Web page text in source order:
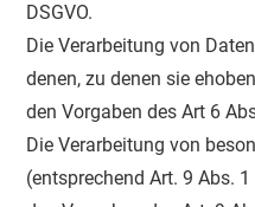
DSGVO.
Die Verarbeitung von
denen, zu denen sie
den Vorgaben des Art 6
Die Verarbeitung von
(entsprechend Art. 9 Abs.